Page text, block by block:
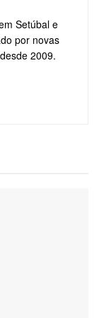
Setúbal e
por novas
2009.